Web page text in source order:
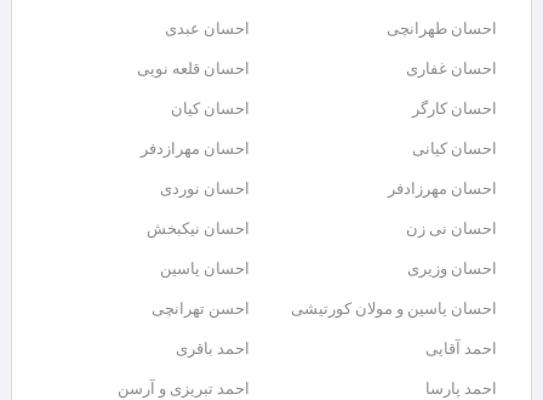
احسان طهرانچی احسان عبدی
احسان غفاری احسان قلعه نویی
احسان کارگر احسان کیان
احسان کیانی احسان مهرازدفر
احسان مهرزادفر احسان نوردی
احسان نی زن احسان نیکبخش
احسان وزیری احسان یاسین
احسان یاسین و مولان کورتیشی احسن تهرانچی
احمد آقایی احمد باقری
احمد پارسا احمد تبریزی و آرسن